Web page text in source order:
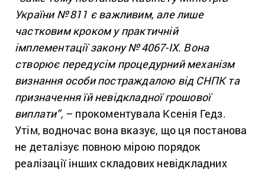
України № 811 є важливим, але лише
частковим кроком у практичній
імплементації закону № 4067-IX. Вона
створює передусім процедурний механізм
визнання особи постраждалою від СНПК та
призначення їй невідкладної грошової
виплати”,– прокоментувала Ксенія Гедз.
Утім, водночас вона вказує, що ця постанова
не деталізує повною мірою порядок
реалізації інших складових невідкладних